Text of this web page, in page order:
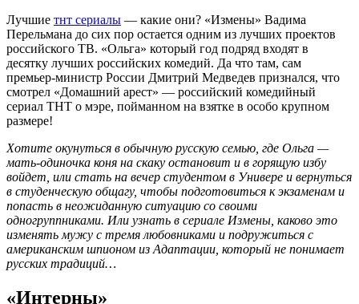
Лучшие тнт сериалы — какие они? «Измены» Вадима
Перельмана до сих пор остается одним из лучших проектов
российского ТВ. «Ольга» который год подряд входят в
десятку лучших российских комедий. Да что там, сам
премьер-министр России Дмитрий Медведев признался, что
смотрел «Домашний арест» — российский комедийный
сериал ТНТ о мэре, пойманном на взятке в особо крупном
размере!
Хотите окунуться в обычную русскую семью, где Ольга —
мать-одиночка коня на скаку остановит и в горящую избу
войдет, или стать на вечер студентом в Универе и вернуться
в студенческую общагу, чтобы подготовиться к экзаменам и
попасть в неожиданную ситуацию со своими
одногруппниками. Или узнать в сериале Измены, каково это
изменять мужу с тремя любовниками и подружиться с
американским шпионом из Адаптации, который не понимает
русских традиций…
«Интерны»